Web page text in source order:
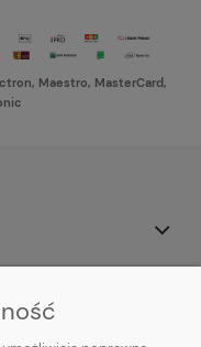
Maestro, MasterCard,